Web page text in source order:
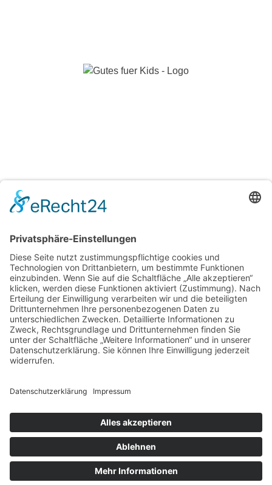
Datenschutz Impressum
Copyright © 2026Gutes für Kids. | Kids Education byTheme
Palace